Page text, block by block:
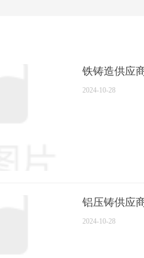
铁铸造供应
2024-10-28
铝压铸供应
2024-10-28